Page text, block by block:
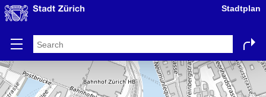
Stadtplan